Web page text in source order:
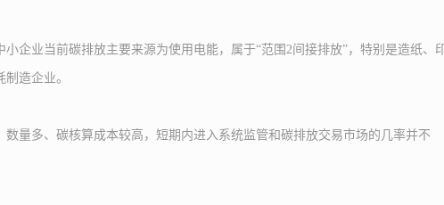
小企业当前碳排放主要来源为使用电能，属于“范围2间接排放”，特别是造纸、
造企业。
数量多、碳核算成本较高，短期内进入系统监管和碳排放交易市场的几率并不